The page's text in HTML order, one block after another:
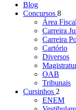
Blog
Concursos 8
Área Fiscal
Carreira
Carreira
Cartório
Diversos
OAB
Tribunais
Cursinhos 2
ENEM